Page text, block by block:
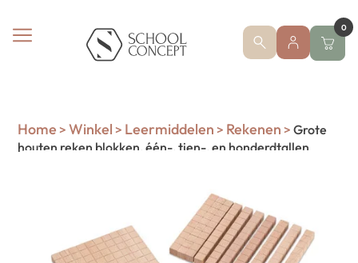
0
Home > Winkel > Leermiddelen > Rekenen > Grote
houten reken blokken, één-, tien-, en honderdtallen